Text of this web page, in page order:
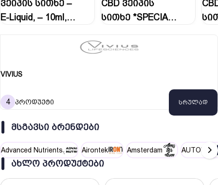
ვეიპის სითხე –
E-Liquid, – 10ml,…
CBD ვეიპის
სითხე *SPECIAL
VIVIUS
4 პროდუქტი სრულად
ᲛᲡᲒᲐᲕᲡᲘ ᲑᲠᲔᲜᲓᲔᲑᲘ
Advanced Nutrients Airontek Amsterdam AUTOPOT
ᲐᲮᲚᲝ ᲞᲠᲝᲓᲣᲥᲢᲔᲑᲘ